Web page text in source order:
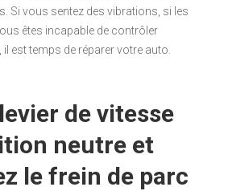
Si vous sentez des vibrations, si les
êtes incapable de contrôler
est temps de réparer votre auto.
de vitesse
neutre et
le frein de parc